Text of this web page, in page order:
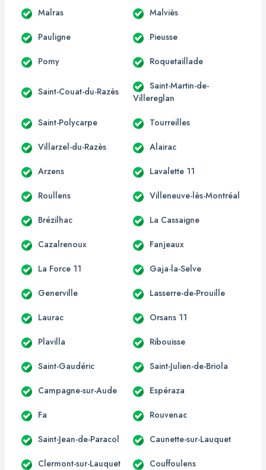
Malras Malviès
Pauligne Pieusse
Pomy Roquetaillade
Saint-Couat-du-Razès
Saint-Martin-de-
Villereglan
Saint-Polycarpe Tourreilles
Villarzel-du-Razès Alairac
Arzens Lavalette 11
Roullens Villeneuve-lès-Montréal
Brézilhac La Cassaigne
Cazalrenoux Fanjeaux
La Force 11 Gaja-la-Selve
Generville Lasserre-de-Prouille
Laurac Orsans 11
Plavilla Ribouisse
Saint-Gaudéric Saint-Julien-de-Briola
Campagne-sur-Aude Espéraza
Fa Rouvenac
Saint-Jean-de-Paracol Caunette-sur-Lauquet
Clermont-sur-Lauquet Couffoulens